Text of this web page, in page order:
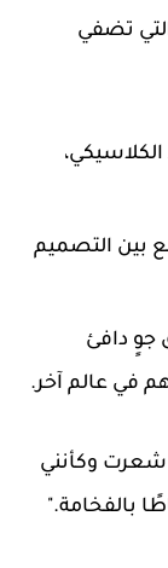
التي تضفي
بين التصميم
جوٍ دافئ
في عالم آخر.
شعرت وكأنني
بالفخامة."